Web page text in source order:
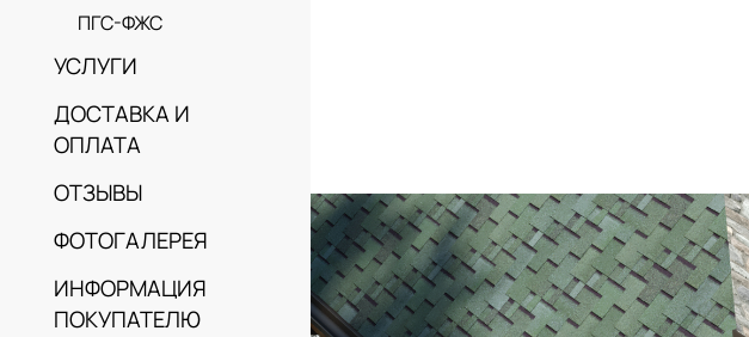
ПГС-ФЖС
УСЛУГИ
ДОСТАВКА И
ОПЛАТА
ОТЗЫВЫ
ФОТОГАЛЕРЕЯ
ИНФОРМАЦИЯ
ПОКУПАТЕЛЮ